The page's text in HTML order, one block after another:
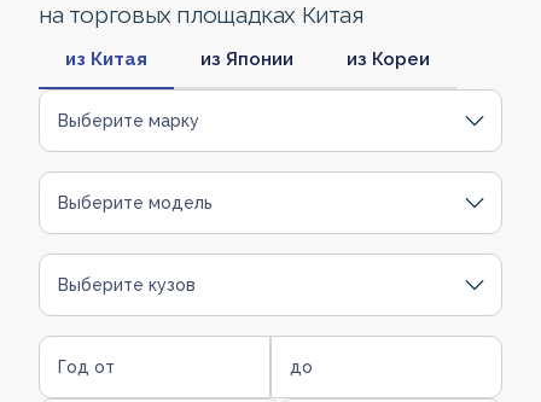
на торговых площадках Китая
из Китая из Японии из Кореи
Выберите марку
Выберите модель
Выберите кузов
Год от до